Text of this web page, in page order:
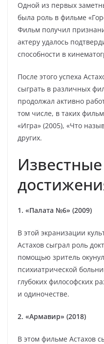
Одной из первых
была роль в фильме
Фильм получил
актеру удалось
способности в
После этого успеха
сыграть в различных
продолжал активно
том числе, в таких
«Игра» (2005), «Что
других.
1. «Палата №6» (2009)
В этой экранизации
Астахов сыграл роль
помощью зритель
психиатрической
глубоких философских
и одиночестве.
2. «Армавир» (2018)
В этом фильме Астахов